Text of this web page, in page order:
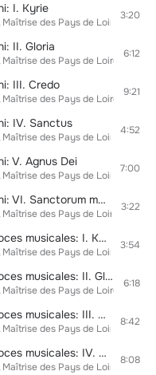
I. Kyrie
Maîtrise des Pays de Loire
3:20
II. Gloria
Maîtrise des Pays de Loire
6:12
III. Credo
Maîtrise des Pays de Loire
9:21
IV. Sanctus
Maîtrise des Pays de Loire
4:52
V. Agnus Dei
Maîtrise des Pays de Loire
7:00
Missa l'homme armé sexti toni: VI. Sanctorum meritis "Hymne des martyrs"
Maîtrise des Pays de Loire
3:22
Missa l'homme armé super voces musicales: I. Kyrie
Maîtrise des Pays de Loire
3:54
Missa l'homme armé super voces musicales: II. Gloria
Maîtrise des Pays de Loire
6:18
Missa l'homme armé super voces musicales: III. Credo
Maîtrise des Pays de Loire
8:42
Missa l'homme armé super voces musicales: IV. Sanctus
Maîtrise des Pays de Loire
8:08